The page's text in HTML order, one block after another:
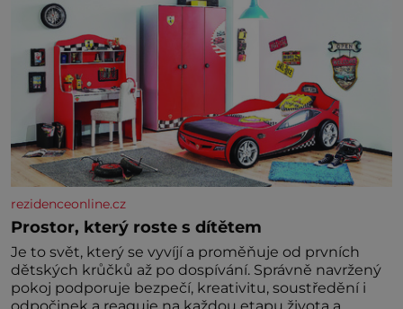
rezidenceonline.cz
Prostor, který roste s dítětem
Je to svět, který se vyvíjí a proměňuje od prvních
dětských krůčků až po dospívání. Správně navržený
pokoj podporuje bezpečí, kreativitu, soustředění i